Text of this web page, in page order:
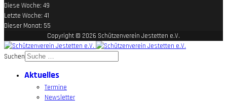
Diese Woche: 49
Letzte Woche: 41
Dieser Monat: 55
Copyright © 2026 Schützenverein Jestetten e.V.
Suchen
Aktuelles
Termine
Newsletter